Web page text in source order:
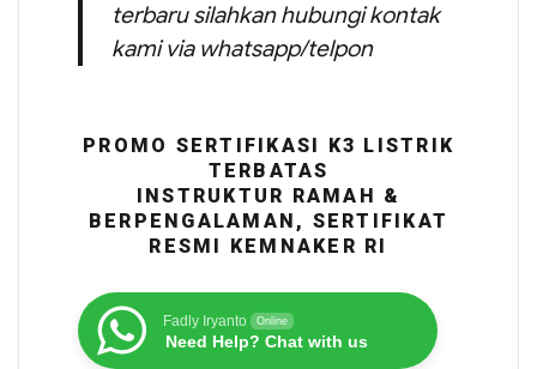
terbaru silahkan hubungi kontak
kami via whatsapp/telpon
PROMO SERTIFIKASI K3 LISTRIK
TERBATAS
INSTRUKTUR RAMAH &
BERPENGALAMAN, SERTIFIKAT
RESMI KEMNAKER RI
Fadly Iryanto Online
Need Help? Chat with us